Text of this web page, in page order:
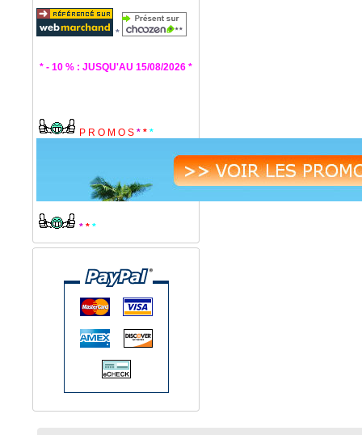
*
* - 10 % : JUSQU'AU 15/08/2026 *
P R O M O S * * *
* * *